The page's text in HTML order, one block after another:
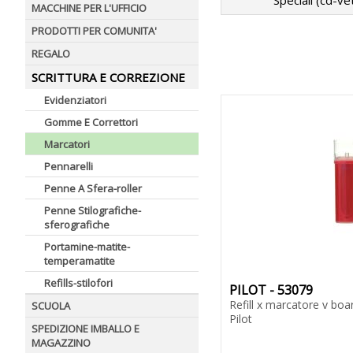
MACCHINE PER L'UFFICIO
PRODOTTI PER COMUNITA'
REGALO
SCRITTURA E CORREZIONE
Evidenziatori
Gomme E Correttori
Marcatori
Pennarelli
Penne A Sfera-roller
Penne Stilografiche-
sferografiche
Portamine-matite-
temperamatite
Refills-stilofori
SCUOLA
SPEDIZIONE IMBALLO E
MAGAZZINO
PILOT - 53079
Refill x marcatore v
Pilot